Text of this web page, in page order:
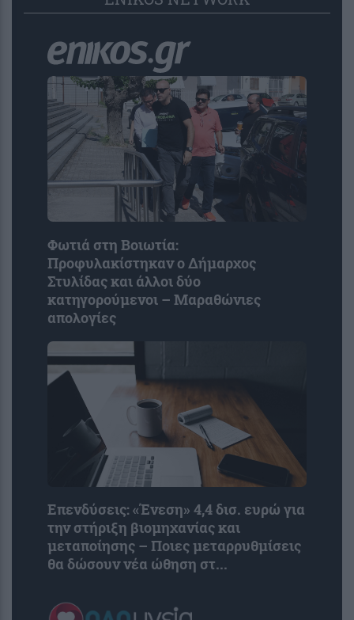
Φωτιά στη Βοιωτία:
Προφυλακίστηκαν ο Δήμαρχος
Στυλίδας και άλλοι δύο
κατηγορούμενοι – Μαραθώνιες
απολογίες
Επενδύσεις: «Ένεση» 4,4 δισ. ευρώ για
την στήριξη βιομηχανίας και
μεταποίησης – Ποιες μεταρρυθμίσεις
θα δώσουν νέα ώθηση στ...